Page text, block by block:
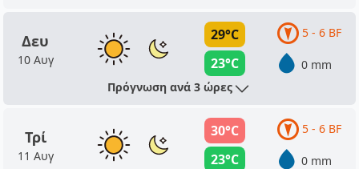
Δευ
10 Αυγ
29°C
23°C
5 - 6 BF
0 mm
Πρόγνωση ανά 3 ώρες
Τρί
11 Αυγ
30°C
23°C
5 - 6 BF
0 mm